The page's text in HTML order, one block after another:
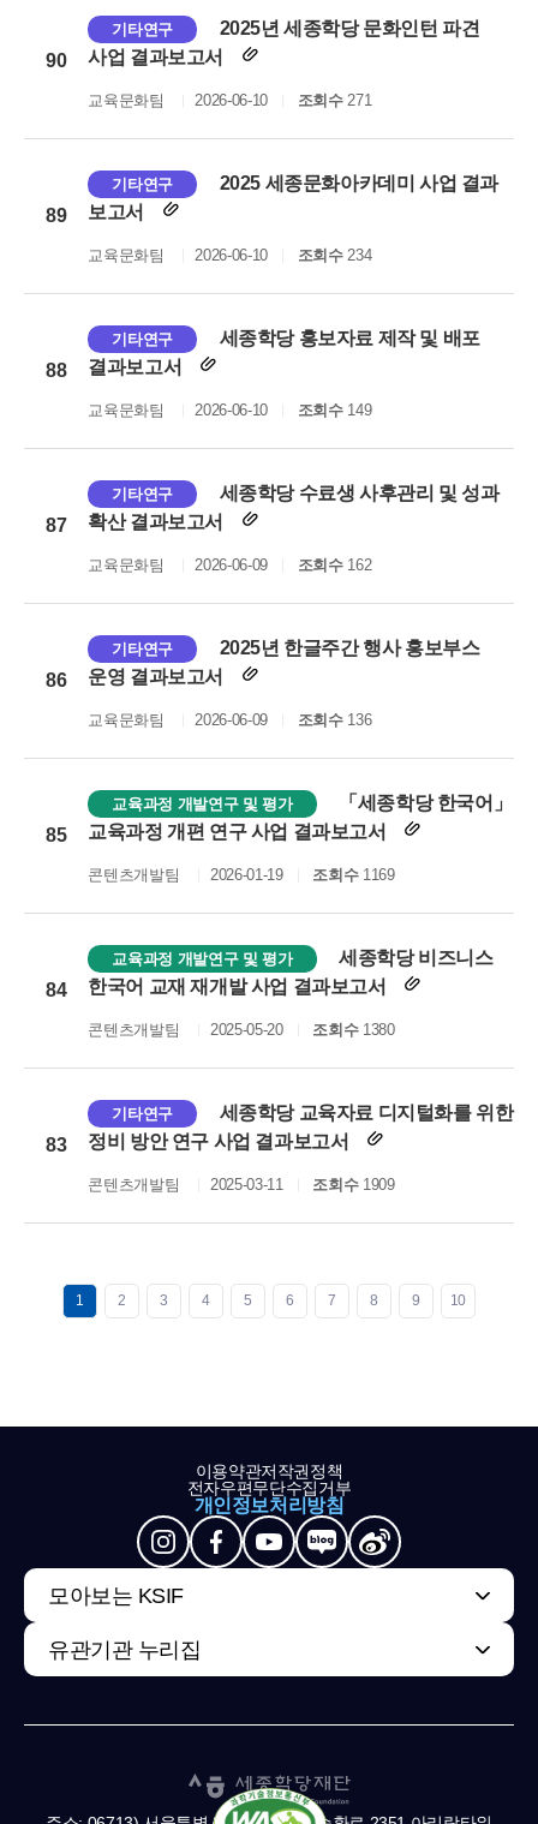
90
기타연구
2025년 세종학당 문화인턴 파견
사업 결과보고서
교육문화팀 2026-06-10 조회수271
89
기타연구
2025 세종문화아카데미 사업 결과
보고서
교육문화팀 2026-06-10 조회수234
88
기타연구
세종학당 홍보자료 제작 및 배포
결과보고서
교육문화팀 2026-06-10 조회수149
87
기타연구
세종학당 수료생 사후관리 및 성과
확산 결과보고서
교육문화팀 2026-06-09 조회수162
86
기타연구
2025년 한글주간 행사 홍보부스
운영 결과보고서
교육문화팀 2026-06-09 조회수136
85
교육과정 개발연구 및 평가
「세종학당 한국어」
교육과정 개편 연구 사업 결과보고서
콘텐츠개발팀 2026-01-19 조회수1169
84
교육과정 개발연구 및 평가
세종학당 비즈니스
한국어 교재 재개발 사업 결과보고서
콘텐츠개발팀 2025-05-20 조회수1380
83
기타연구
세종학당 교육자료 디지털화를 위한
정비 방안 연구 사업 결과보고서
콘텐츠개발팀 2025-03-11 조회수1909
1 2 3 4 5 6 7 8 9 10
이용약관저작권정책
전자우편무단수집거부
개인정보처리방침
모아보는 KSIF
유관기관 누리집